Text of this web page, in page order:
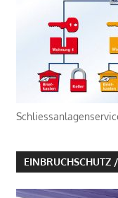
EINBRUCHSCHUTZ